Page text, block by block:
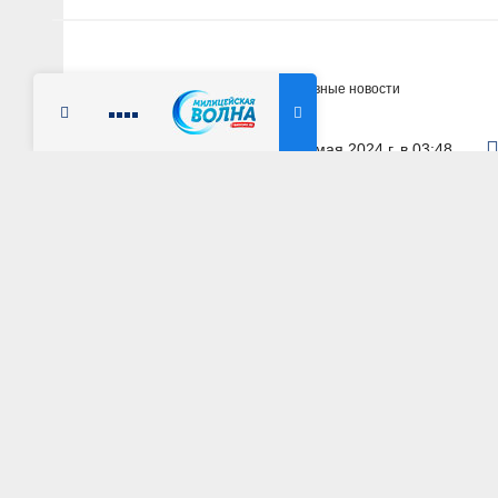
Новости Оперативные новости
17 мая 2024 г. в 03:48
Радио Милицейская волна